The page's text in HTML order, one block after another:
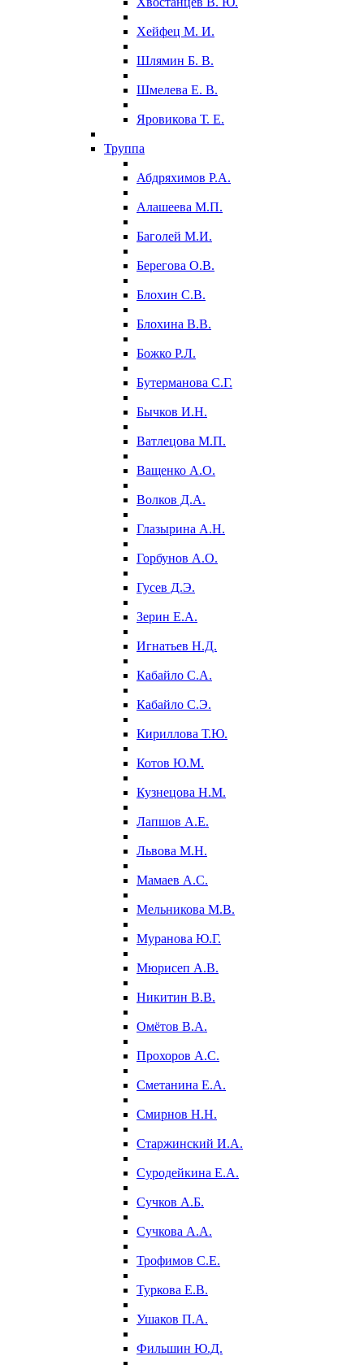
Хейфец М. И.
Шлямин Б. В.
Шмелева Е. В.
Яровикова Т. Е.
Труппа
Абдряхимов Р.А.
Алашеева М.П.
Баголей М.И.
Берегова О.В.
Блохин С.В.
Блохина В.В.
Божко Р.Л.
Бутерманова С.Г.
Бычков И.Н.
Ватлецова М.П.
Ващенко А.О.
Волков Д.А.
Глазырина А.Н.
Горбунов А.О.
Гусев Д.Э.
Зерин Е.А.
Игнатьев Н.Д.
Кабайло С.А.
Кабайло С.Э.
Кириллова Т.Ю.
Котов Ю.М.
Кузнецова Н.М.
Лапшов А.Е.
Львова М.Н.
Мамаев А.С.
Мельникова М.В.
Муранова Ю.Г.
Мюрисеп А.В.
Никитин В.В.
Омётов В.А.
Прохоров А.С.
Сметанина Е.А.
Смирнов Н.Н.
Старжинский И.А.
Суродейкина Е.А.
Сучков А.Б.
Сучкова А.А.
Трофимов С.Е.
Туркова Е.В.
Ушаков П.А.
Фильшин Ю.Д.